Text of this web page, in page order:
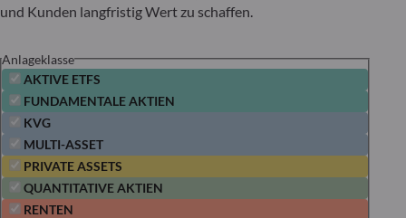
und Kunden langfristig Wert zu schaffen.
Anlageklasse
AKTIVE ETFS
FUNDAMENTALE AKTIEN
KVG
MULTI-ASSET
PRIVATE ASSETS
QUANTITATIVE AKTIEN
RENTEN